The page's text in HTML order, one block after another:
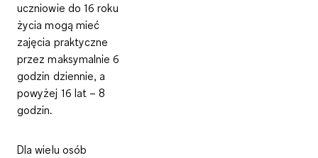
uczniowie do 16 roku
życia mogą mieć
zajęcia praktyczne
przez maksymalnie 6
godzin dziennie, a
powyżej 16 lat – 8
godzin.
Dla wielu osób